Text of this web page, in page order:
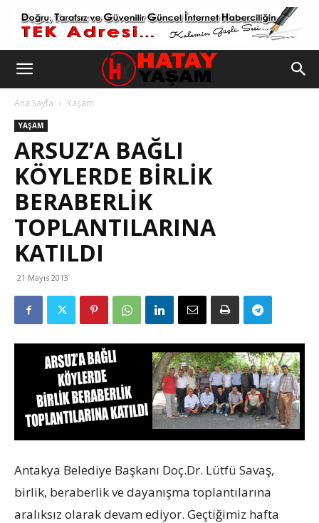
Ana Sayfa Yaşam
YAŞAM
ARSUZ’A BAĞLI
KÖYLERDE BİRLİK
BERABERLİK
TOPLANTILARINA
KATILDI
21 Mayıs 2013
Antakya Belediye Başkanı Doç.Dr. Lütfü Savaş,
birlik, beraberlik ve dayanışma toplantılarına
aralıksız olarak devam ediyor. Geçtiğimiz hafta